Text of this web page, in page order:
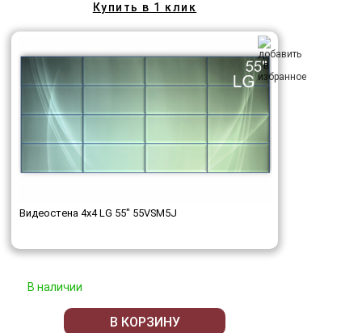
Купить в 1 клик
Видеостена 4x4 LG 55" 55VSM5J
В наличии
В КОРЗИНУ